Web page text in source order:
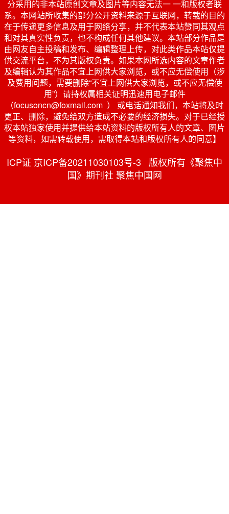
分采用的非本站原创文章及图片等内容无法一 一和版权者联
系。本网站所收集的部分公开资料来源于互联网，转载的目的
在于传递更多信息及用于网络分享，并不代表本站赞同其观点
和对其真实性负责，也不构成任何其他建议。本站部分作品是
由网友自主投稿和发布、编辑整理上传，对此类作品本站仅提
供交流平台，不为其版权负责。如果本网所选内容的文章作者
及编辑认为其作品不宜上网供大家浏览，或不应无偿使用（涉
及费用问题，需要删除“不宜上网供大家浏览，或不应无偿使
用”）请持权属相关证明迅速用电子邮件
（focusoncn@foxmail.com ） 或电话通知我们，本站将及时
更正、删除，避免给双方造成不必要的经济损失。对于已经授
权本站独家使用并提供给本站资料的版权所有人的文章、图片
等资料，如需转载使用，需取得本站和版权所有人的同意】
ICP证 京ICP备20211030103号-3 版权所有《聚焦中
国》期刊社 聚焦中国网